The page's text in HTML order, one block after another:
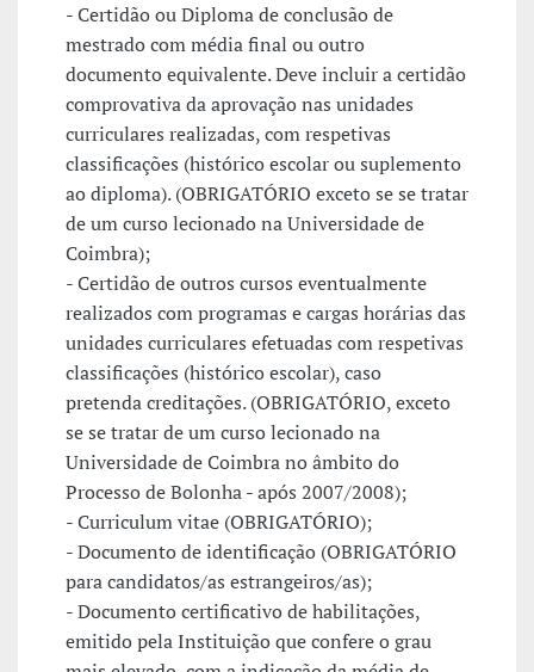
- Certidão ou Diploma de conclusão de
mestrado com média final ou outro
documento equivalente. Deve incluir a certidão
comprovativa da aprovação nas unidades
curriculares realizadas, com respetivas
classificações (histórico escolar ou suplemento
ao diploma). (OBRIGATÓRIO exceto se se tratar
de um curso lecionado na Universidade de
Coimbra);
- Certidão de outros cursos eventualmente
realizados com programas e cargas horárias das
unidades curriculares efetuadas com respetivas
classificações (histórico escolar), caso
pretenda creditações. (OBRIGATÓRIO, exceto
se se tratar de um curso lecionado na
Universidade de Coimbra no âmbito do
Processo de Bolonha - após 2007/2008);
- Curriculum vitae (OBRIGATÓRIO);
- Documento de identificação (OBRIGATÓRIO
para candidatos/as estrangeiros/as);
- Documento certificativo de habilitações,
emitido pela Instituição que confere o grau